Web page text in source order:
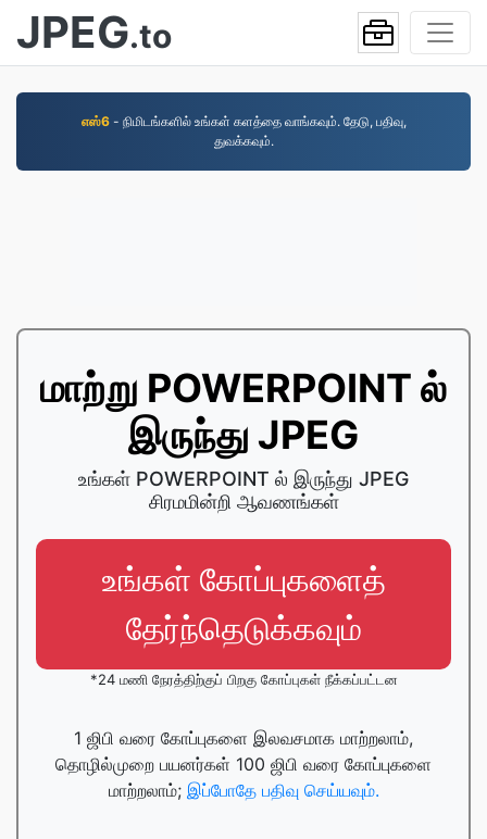
JPEG.to
எஸ்6- நிமிடங்களில் உங்கள் களத்தை வாங்கவும். தேடு, பதிவு,
துவக்கவும்.
மாற்று POWERPOINT ல்
இருந்து JPEG
உங்கள் POWERPOINT ல் இருந்து JPEG
சிரமமின்றி ஆவணங்கள்
உங்கள் கோப்புகளைத்
தேர்ந்தெடுக்கவும்
*24 மணி நேரத்திற்குப் பிறகு கோப்புகள் நீக்கப்பட்டன
1 ஜிபி வரை கோப்புகளை இலவசமாக மாற்றலாம்,
தொழில்முறை பயனர்கள் 100 ஜிபி வரை கோப்புகளை
மாற்றலாம்; இப்போதே பதிவு செய்யவும்.